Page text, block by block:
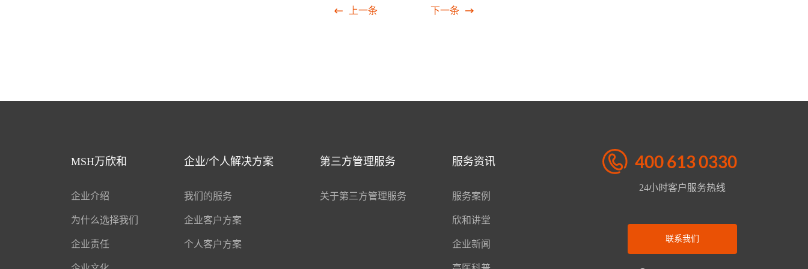
上一条 下一条
MSH万欣和
企业介绍
为什么选择我们
企业责任
企业/个人解决方案
我们的服务
企业客户方案
个人客户方案
第三方管理服务
关于第三方管理服务
服务资讯
服务案例
欣和讲堂
企业新闻
400 613 0330
24小时客户服务热线
联系我们